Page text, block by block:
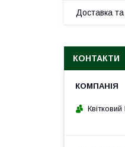
Доставка
КОНТАКТИ